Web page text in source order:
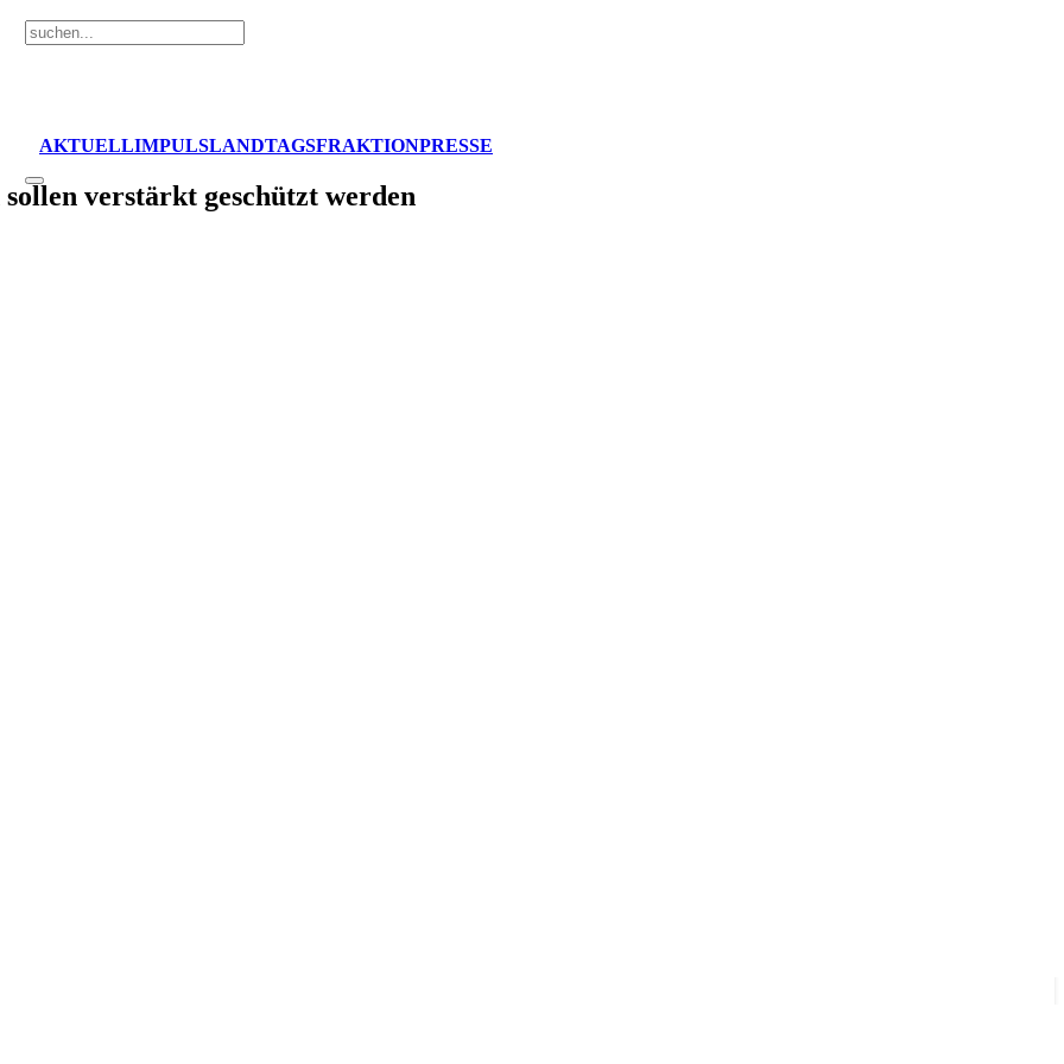
AKTUELLIMPULSLANDTAGSFRAKTIONPRESSE
verstärkt geschützt werden
besonderes Novum wird das Festlegen der Siedlungsgrenzen sein, welche die Gemeinden für ihre Orte erstellen müssen.
sofern sie innerhalb der Siedlungsgrenzen sind.
spielt der Wein eine besondere Rolle, welcher international verkauft und in der Gastronomie gelobt wird. Die Weine sind somit
der Wein nicht überall und wenn gute Weinlagen verbaut werden, so gehen diese unwiderruflich verloren. Dieser Verlust muss den
freiheitliche Landtagsabgeordnete Sigmar Stocker in einer Aussendung einleitend.
im Landtag angenommen, der Folgendes fordert:
der vorhandenen Weinlagen im Gemeindegebiet anhören.
Weinbau zu tun haben, bei den Gemeindeverwaltern vorsprechen können und die Gemeinderäte in Kenntnis setzen, welche Lagen
viele Gemeinderäte natürlich nicht über das entsprechende Fachwissen verfügen können. Es handelt sich also um eine
Entscheidung“, so Stocker weiter.
auch dem zuständigen Landesrat Richard Theiner für seine Sensibilität, welcher den Weinbau auch als kulturhistorisches Gut für